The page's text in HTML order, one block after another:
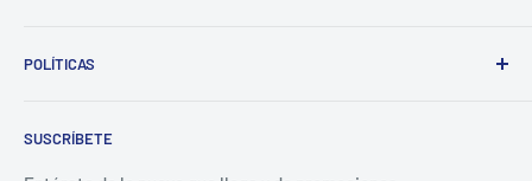
POLÍTICAS
Política de Privacidad
SUSCRÍBETE